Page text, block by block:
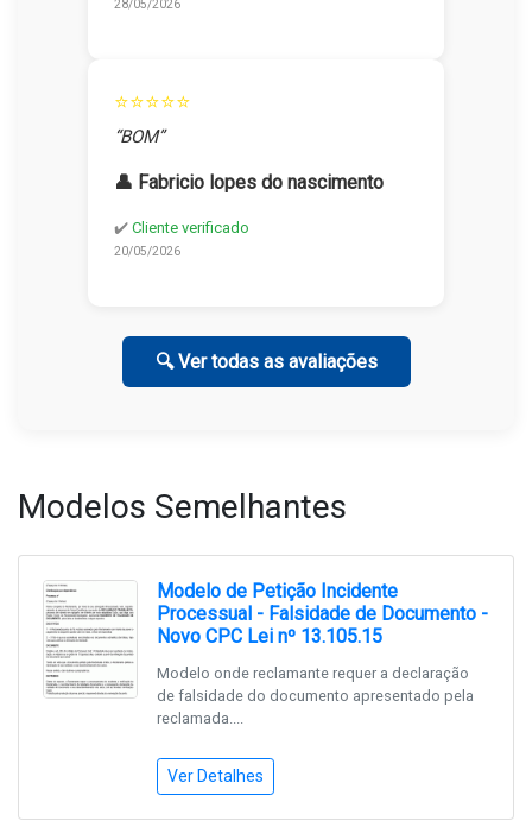
28/05/2026
⭐⭐⭐⭐⭐
“BOM”
👤 Fabricio lopes do nascimento
✔️ Cliente verificado
20/05/2026
🔍 Ver todas as avaliações
Modelos Semelhantes
Modelo de Petição Incidente
Processual - Falsidade de Documento -
Novo CPC Lei nº 13.105.15
Modelo onde reclamante requer a declaração
de falsidade do documento apresentado pela
reclamada....
Ver Detalhes